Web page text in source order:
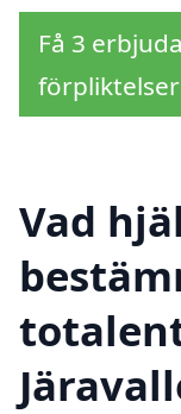
Få 3
förpliktelser
Vad